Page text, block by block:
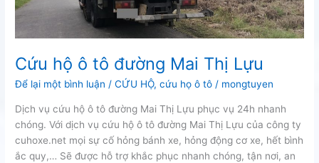
Cứu hộ ô tô đường Mai Thị Lựu
Để lại một bình luận /CỨU HỘ,cứu họ ô tô / mongtuyen
Dịch vụ cứu hộ ô tô đường Mai Thị Lựu phục vụ 24h nhanh
chóng. Với dịch vụ cứu hộ ô tô đường Mai Thị Lựu của công ty
cuhoxe.net mọi sự cố hỏng bánh xe, hỏng động cơ xe, hết bình
ắc quy,… Sẽ được hỗ trợ khắc phục nhanh chóng, tận nơi, an